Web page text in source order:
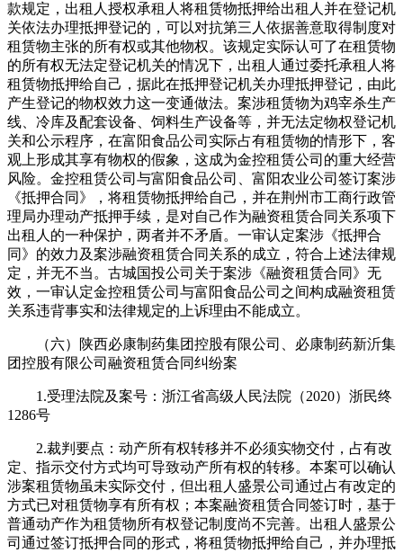
款规定，出租人授权承租人将租赁物抵押给出租人并在登记机
关依法办理抵押登记的，可以对抗第三人依据善意取得制度对
租赁物主张的所有权或其他物权。该规定实际认可了在租赁物
的所有权无法定登记机关的情况下，出租人通过委托承租人将
租赁物抵押给自己，据此在抵押登记机关办理抵押登记，由此
产生登记的物权效力这一变通做法。案涉租赁物为鸡宰杀生产
线、冷库及配套设备、饲料生产设备等，并无法定物权登记机
关和公示程序，在富阳食品公司实际占有租赁物的情形下，客
观上形成其享有物权的假象，这成为金控租赁公司的重大经营
风险。金控租赁公司与富阳食品公司、富阳农业公司签订案涉
《抵押合同》，将租赁物抵押给自己，并在荆州市工商行政管
理局办理动产抵押手续，是对自己作为融资租赁合同关系项下
出租人的一种保护，两者并不矛盾。一审认定案涉《抵押合
同》的效力及案涉融资租赁合同关系的成立，符合上述法律规
定，并无不当。古城国投公司关于案涉《融资租赁合同》无
效，一审认定金控租赁公司与富阳食品公司之间构成融资租赁
关系违背事实和法律规定的上诉理由不能成立。
（六）陕西必康制药集团控股有限公司、必康制药新沂集
团控股有限公司融资租赁合同纠纷案
1.受理法院及案号：浙江省高级人民法院（2020）浙民终
1286号
2.裁判要点：动产所有权转移并不必须实物交付，占有改
定、指示交付方式均可导致动产所有权的转移。本案可以确认
涉案租赁物虽未实际交付，但出租人盛景公司通过占有改定的
方式已对租赁物享有所有权；本案融资租赁合同签订时，基于
普通动产作为租赁物所有权登记制度尚不完善。出租人盛景公
司通过签订抵押合同的形式，将租赁物抵押给自己，并办理抵